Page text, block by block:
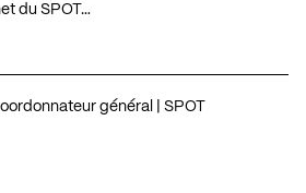
du SPOT…
général | SPOT